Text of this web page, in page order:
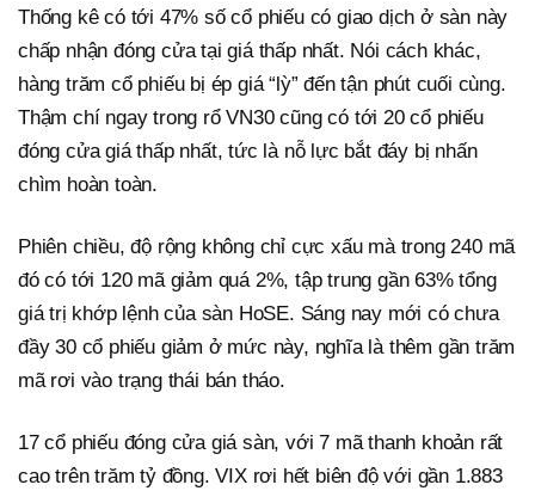
Thống kê có tới 47% số cổ phiếu có giao dịch ở sàn này
chấp nhận đóng cửa tại giá thấp nhất. Nói cách khác,
hàng trăm cổ phiếu bị ép giá “lỳ” đến tận phút cuối cùng.
Thậm chí ngay trong rổ VN30 cũng có tới 20 cổ phiếu
đóng cửa giá thấp nhất, tức là nỗ lực bắt đáy bị nhấn
chìm hoàn toàn.
Phiên chiều, độ rộng không chỉ cực xấu mà trong 240 mã
đó có tới 120 mã giảm quá 2%, tập trung gần 63% tổng
giá trị khớp lệnh của sàn HoSE. Sáng nay mới có chưa
đầy 30 cổ phiếu giảm ở mức này, nghĩa là thêm gần trăm
mã rơi vào trạng thái bán tháo.
17 cổ phiếu đóng cửa giá sàn, với 7 mã thanh khoản rất
cao trên trăm tỷ đồng. VIX rơi hết biên độ với gần 1.883